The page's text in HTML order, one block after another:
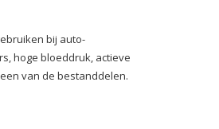
bij auto-
hoge bloeddruk, actieve
van de bestanddelen.